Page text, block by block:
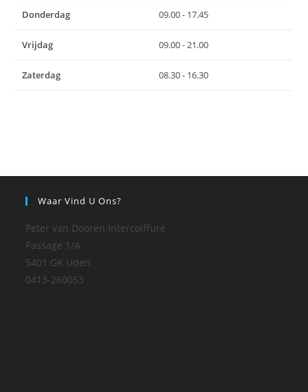
Donderdag 09.00 - 17.45
Vrijdag 09.00 - 21.00
Zaterdag 08.30 - 16.30
Waar Vind U Ons?
Peter van Dooren Intercoiffure
Passage 1/A
5401 GK Uden
0413-260053